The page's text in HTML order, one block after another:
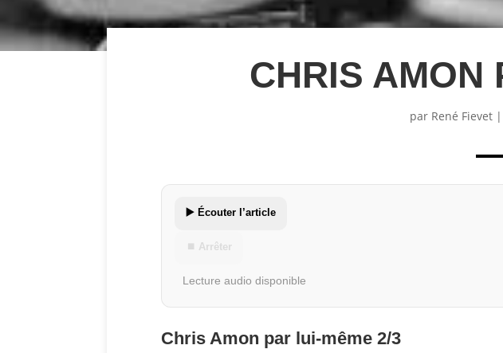
CHRIS AMON
par René Fievet|
▶️ Écouter l’article
⏹ Arrêter
Lecture audio disponible
Chris Amon par lui-même 2/3